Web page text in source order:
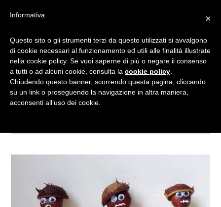
LAVORETTI CON LE
CASTAGNE
Tagged
×
Informativa
Questo sito o gli strumenti terzi da questo utilizzati si avvalgono
di cookie necessari al funzionamento ed utili alle finalità illustrate
nella cookie policy. Se vuoi saperne di più o negare il consenso
a tutti o ad alcuni cookie, consulta la cookie policy
Chiudendo questo banner, scorrendo questa pagina, cliccando
su un link o proseguendo la navigazione in altra maniera,
acconsenti all’uso dei cookie.